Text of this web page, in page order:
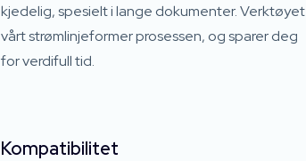
kjedelig, spesielt i lange dokumenter. Verktøyet
vårt strømlinjeformer prosessen, og sparer deg
for verdifull tid.
Kompatibilitet